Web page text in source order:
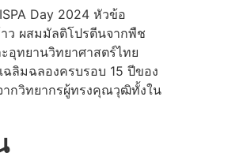
Day 2024 หัวข้อ
าว ผสมมัลติโปรตีนจากพืช
อุทยานวิทยาศาสตร์ไทย
ลิมฉลองครบรอบ 15 ปีของ
ากวิทยากรผู้ทรงคุณวุฒิทั้งใน